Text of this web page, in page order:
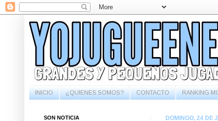
INICIO ¿QUIENES SOMOS? CONTACTO RANKING
DOMINGO, 24 DE
SON NOTICIA